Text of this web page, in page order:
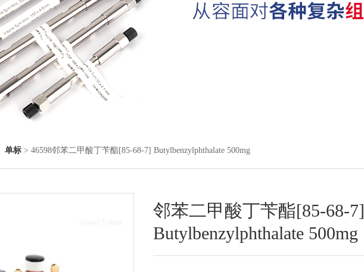
单标 > 46598邻苯二甲酸丁苄酯[85-68-7] Butylbenzylphthalate 500mg
邻苯二甲酸丁苄酯[85-68-7]
Butylbenzylphthalate 500mg